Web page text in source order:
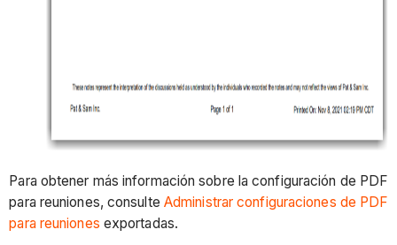
Para obtener más información sobre la configuración de PDF
para reuniones, consulte Administrar configuraciones de PDF
para reuniones exportadas.